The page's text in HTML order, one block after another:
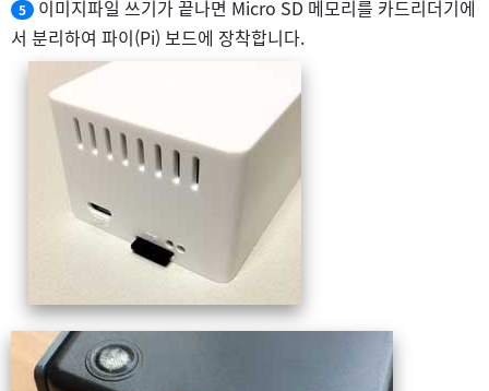
5
이미지파일 쓰기가 끝나면 Micro SD 메모리를 카드리더기에
서 분리하여 파이(Pi) 보드에 장착합니다.